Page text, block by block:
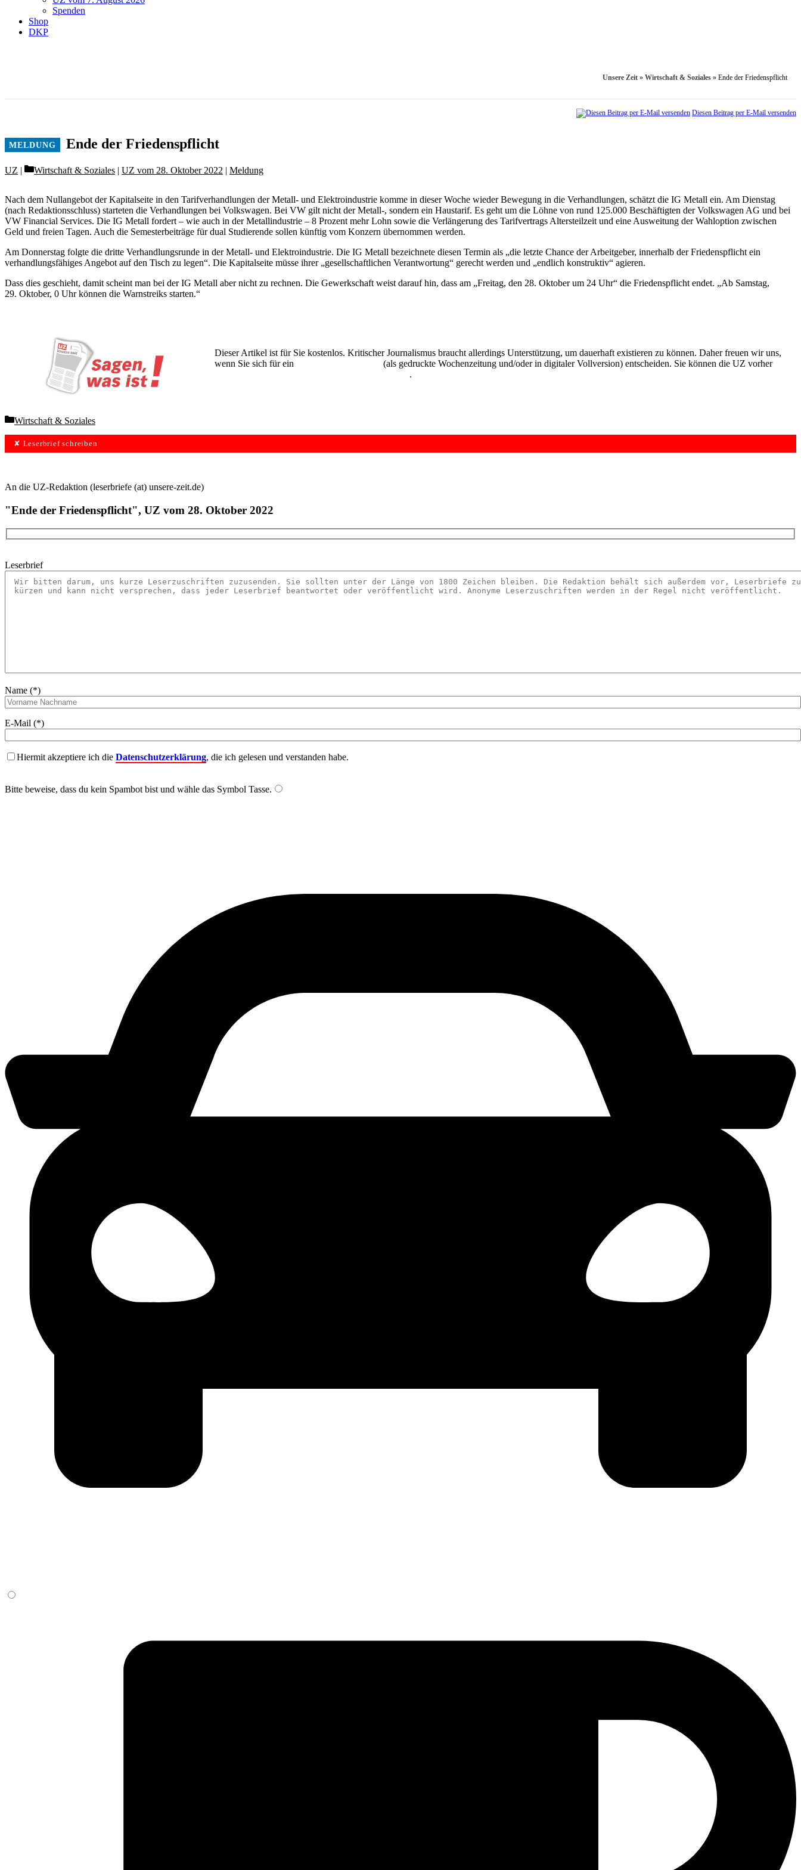
Spenden
Shop
DKP
Unsere Zeit » Wirtschaft & Soziales » Ende der Friedenspflicht
Diesen Beitrag per E-Mail versenden
Ende der Friedenspflicht
UZ Categories
Wirtschaft & Soziales | UZ vom 28. Oktober 2022 | Meldung
Nach dem Nullangebot der Kapitalseite in den Tarifverhandlungen der Metall- und Elektroindustrie komme in dieser Woche wieder Bewegung in die Verhandlungen, schätzt die IG Metall ein. Am Dienstag
(nach Redaktionsschluss) starteten die Verhandlungen bei Volkswagen. Bei VW gilt nicht der Metall-, sondern ein Haustarif. Es geht um die Löhne von rund 125.000 Beschäftigten der Volkswagen AG und bei
VW Financial Services. Die IG Metall fordert – wie auch in der Metallindustrie – 8 Prozent mehr Lohn sowie die Verlängerung des Tarifvertrags Altersteilzeit und eine Ausweitung der Wahloption zwischen
Geld und freien Tagen. Auch die Semesterbeiträge für dual Studierende sollen künftig vom Konzern übernommen werden.
Am Donnerstag folgte die dritte Verhandlungsrunde in der Metall- und Elektroindustrie. Die IG Metall bezeichnete diesen Termin als „die letzte Chance der Arbeitgeber, innerhalb der Friedenspflicht ein
verhandlungsfähiges Angebot auf den Tisch zu legen“. Die Kapitalseite müsse ihrer „gesellschaftlichen Verantwortung“ gerecht werden und „endlich konstruktiv“ agieren.
Dass dies geschieht, damit scheint man bei der IG Metall aber nicht zu rechnen. Die Gewerkschaft weist darauf hin, dass am „Freitag, den 28. Oktober um 24 Uhr“ die Friedenspflicht endet. „Ab Samstag,
29. Oktober, 0 Uhr können die Warnstreiks starten.“
Dieser Artikel ist für Sie kostenlos. Kritischer Journalismus braucht allerdings Unterstützung, um dauerhaft existieren zu können. Daher freuen wir uns,
wenn Sie sich für ein
(als gedruckte Wochenzeitung und/oder in digitaler Vollversion) entscheiden. Sie können die UZ vorher
.
Categories
Wirtschaft & Soziales
✘ Leserbrief schreiben
An die UZ-Redaktion (leserbriefe (at) unsere-zeit.de)
"Ende der Friedenspflicht", UZ vom 28. Oktober 2022
Leserbrief
Name (*)
E-Mail (*)
Hiermit akzeptiere ich die Datenschutzerklärung, die ich gelesen und verstanden habe.
Bitte beweise, dass du kein Spambot bist und wähle das Symbol Tasse.